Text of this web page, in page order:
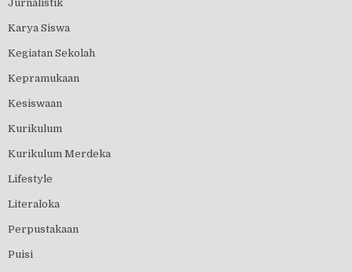
Jurnalistik
Karya Siswa
Kegiatan Sekolah
Kepramukaan
Kesiswaan
Kurikulum
Kurikulum Merdeka
Lifestyle
Literaloka
Perpustakaan
Puisi